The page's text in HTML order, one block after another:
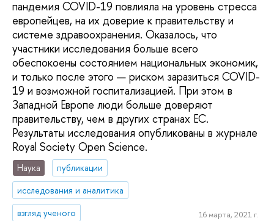
пандемия COVID-19 повлияла на уровень стресса
европейцев, на их доверие к правительству и
системе здравоохранения. Оказалось, что
участники исследования больше всего
обеспокоены состоянием национальных экономик,
и только после этого — риском заразиться COVID-
19 и возможной госпитализацией. При этом в
Западной Европе люди больше доверяют
правительству, чем в других странах ЕС.
Результаты исследования опубликованы в журнале
Royal Society Open Science.
Наука
публикации
исследования и аналитика
взгляд ученого
16 марта, 2021 г.